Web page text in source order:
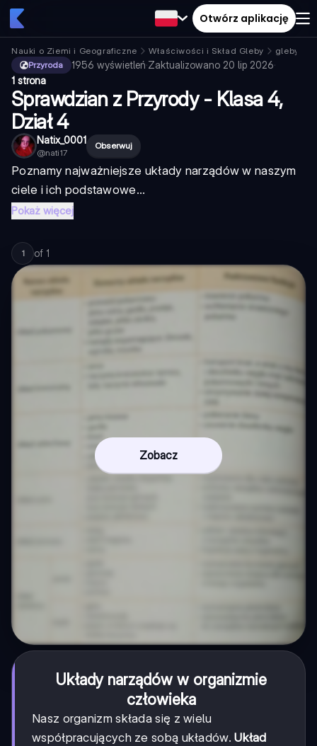
Otwórz aplikację
Nauki o Ziemi i Geograficzne Właściwości i Skład Gleby
gleby w
Przyroda
1956 wyświetleń·Zaktualizowano 20 lip 2026·
1 strona
Sprawdzian z Przyrody - Klasa 4,
Dział 4
Natix_0001
@nati17
Obserwuj
Poznamy najważniejsze układy narządów w naszym
ciele i ich podstawowe...
Pokaż więcej
1 of 1
Zobacz
Układy narządów w organizmie
człowieka
Nasz organizm składa się z wielu
współpracujących ze sobą układów.Układ